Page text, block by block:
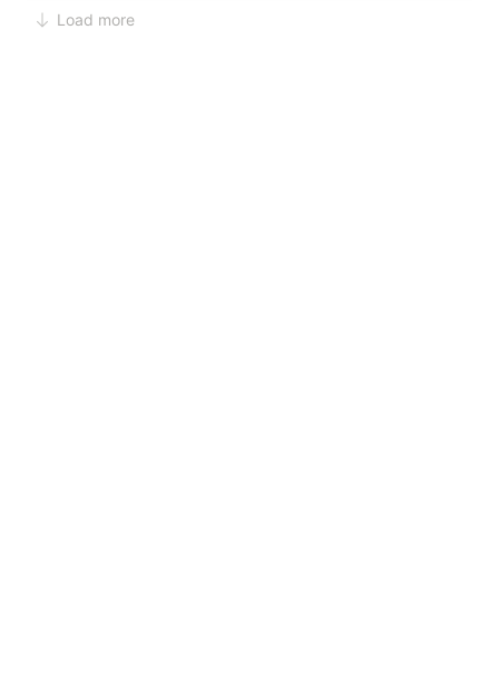
점심시간이라 그런지 손님이 엄청 많드라구요~!
Load more